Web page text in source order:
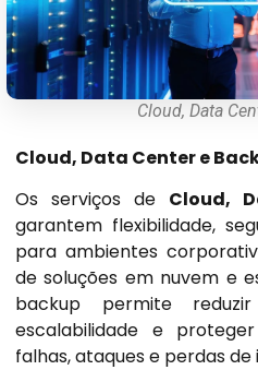
Cloud, Data
Cloud, Data Center e
Os serviços de Cloud,
garantem flexibilidade,
para ambientes
de soluções em nuvem e
backup permite
escalabilidade e
falhas, ataques e perdas